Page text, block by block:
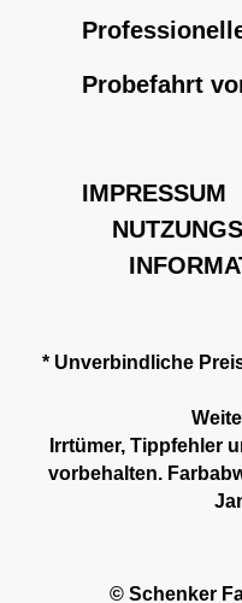
Probefahrt
IMPRESSUM
* Unverbindliche
Irrtümer, Tippfehler
vorbehalten.
© Schenker